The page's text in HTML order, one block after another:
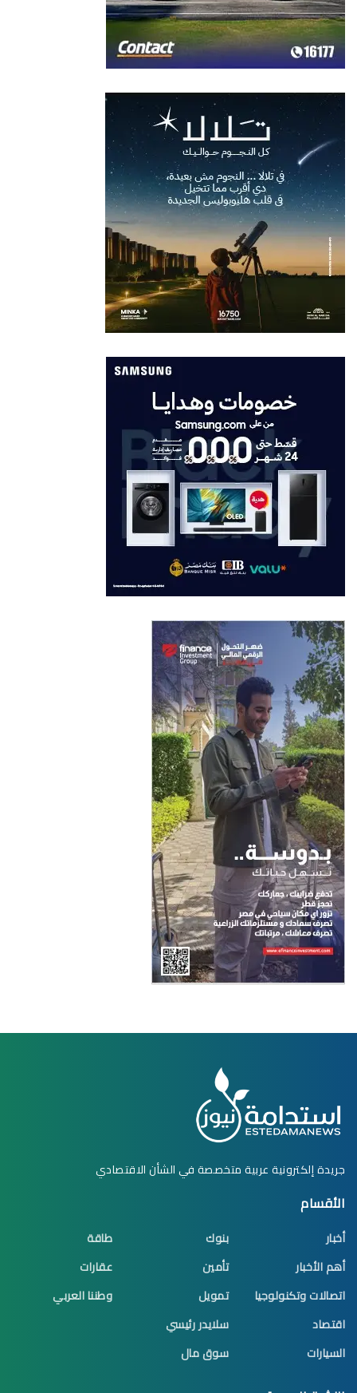
جريدة إلكترونية عربية متخصصة في الشأن الاقتصادي
الأقسام
أخبار
أهم الأخبار
اتصالات وتكنولوجيا
اقتصاد
السيارات
بنوك
تأمين
تمويل
سلايدر رئيسي
سوق مال
طاقة
عقارات
وطننا العربي